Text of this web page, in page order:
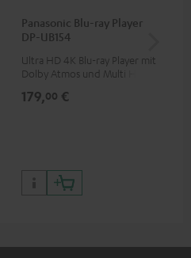
Panasonic Blu-ray Player
DP-UB154
Ultra HD 4K Blu-ray Player mit
Dolby Atmos und Multi HDR-
HDR10+ für eine überragende
179,00 €